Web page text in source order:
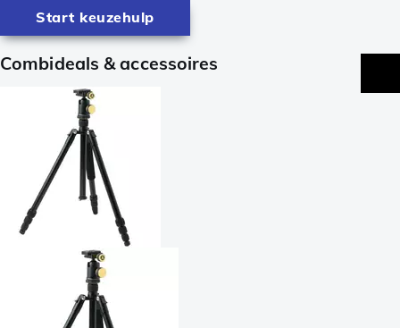
Start keuzehulp
Combideals & accessoires